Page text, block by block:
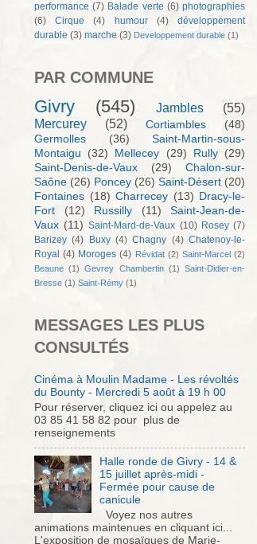
performance (7) Balade verte (6) photographies
(6)
Cirque (4) humour (4)
développement
durable (3) marche (3) Developpement durable (1)
PAR COMMUNE
Givry (545) Jambles
(55)
Mercurey
(52) Cortiambles
(48)
Germolles
(36)
Saint-Martin-sous-
Montaigu
(32) Mellecey (29) Rully
(29)
Saint-Denis-de-Vaux
(29)
Chalon-sur-
Saône (26) Poncey (26) Saint-Désert (20)
Fontaines (18) Charrecey (13) Dracy-le-
Fort
(12) Russilly (11)
Saint-Jean-de-
Vaux (11) Saint-Mard-de-Vaux (10) Rosey (7)
Barizey (4) Buxy (4) Chagny (4) Chatenoy-le-
Royal (4) Moroges (4) Révidat (2) Saint-Marcel (2)
Beaune (1) Gevrey Chambertin (1) Saint-Didier-en-
Bresse (1) Saint-Rémy (1)
MESSAGES LES PLUS
CONSULTÉS
Cinéma à Moulin Madame - Les révoltés
du Bounty - Mercredi 5 août à 19 h 00
Pour réserver, cliquez ici ou appelez au
03 85 41 58 82 pour plus de
renseignements
Halle ronde de Givry - 14 &
15 juillet après-midi -
Fermée pour cause de
canicule
Voyez nos autres
animations maintenues en cliquant ici...
L'exposition de mosaïques de Marie-